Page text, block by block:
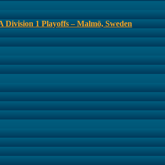
1 Playoffs – Malmö, Sweden